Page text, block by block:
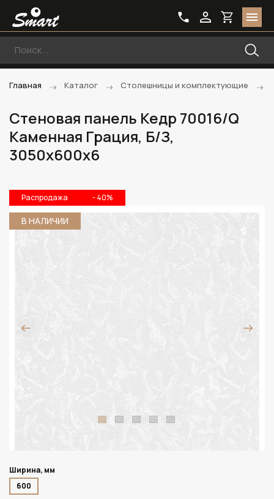
Главная Каталог Столешницы и комплектующие
Стеновая панель Кедр 70016/Q
Каменная Грация, Б/З,
3050х600х6
Распродажа - 40%
В НАЛИЧИИ
Ширина, мм
600